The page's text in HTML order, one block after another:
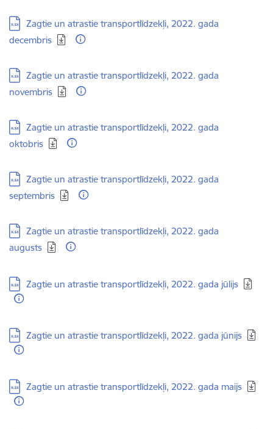
Lejupielādēt:
Zagtie un atrastie transportlīdzekļi, 2022. gada
decembris
Lejupielādēt:
Zagtie un atrastie transportlīdzekļi, 2022. gada
novembris
Lejupielādēt:
Zagtie un atrastie transportlīdzekļi, 2022. gada
oktobris
Lejupielādēt:
Zagtie un atrastie transportlīdzekļi, 2022. gada
septembris
Lejupielādēt:
Zagtie un atrastie transportlīdzekļi, 2022. gada
augusts
Lejupielādēt:
Zagtie un atrastie transportlīdzekļi, 2022. gada jūlijs
Lejupielādēt:
Zagtie un atrastie transportlīdzekļi, 2022. gada jūnijs
Lejupielādēt:
Zagtie un atrastie transportlīdzekļi, 2022. gada maijs